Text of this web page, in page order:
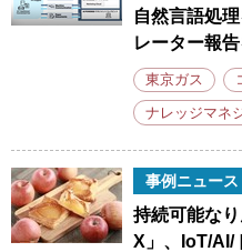
自然言語処
レーター報
東京ガス
ナレッジマネ
事例ニュース
持続可能な
X」、IoT/AI/